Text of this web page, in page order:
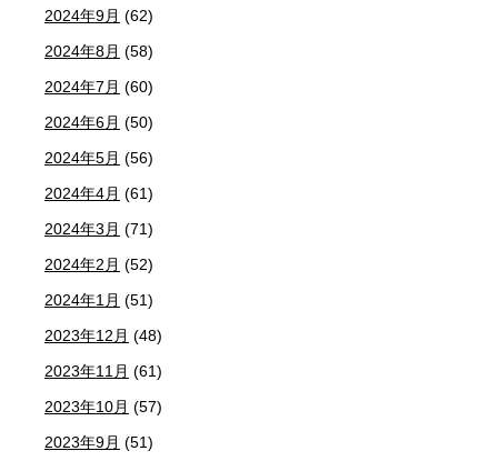
2024年9月 (62)
2024年8月 (58)
2024年7月 (60)
2024年6月 (50)
2024年5月 (56)
2024年4月 (61)
2024年3月 (71)
2024年2月 (52)
2024年1月 (51)
2023年12月 (48)
2023年11月 (61)
2023年10月 (57)
2023年9月 (51)